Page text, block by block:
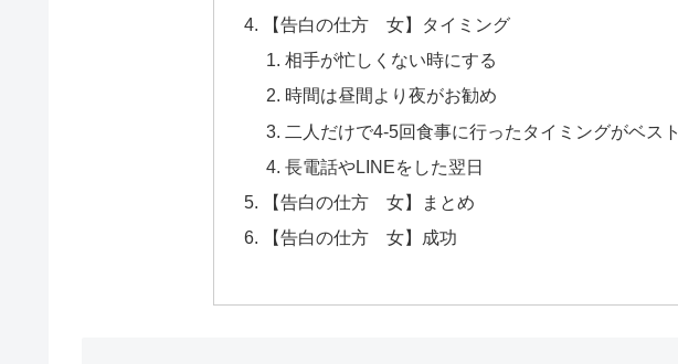
【告白の仕方 女】タイミング
相手が忙しくない時にする
時間は昼間より夜がお勧め
二人だけで4-5回食事に行ったタイミングがベスト
長電話やLINEをした翌日
【告白の仕方 女】まとめ
【告白の仕方 女】成功